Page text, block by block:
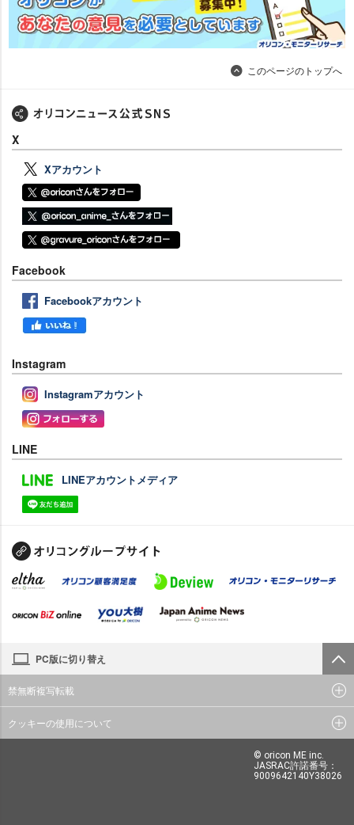
このページのトップへ
X
Xアカウント
Facebook
Facebookアカウント
Instagram
Instagramアカウント
LINE
LINEアカウントメディア
PC版に切り替え
禁無断複写転載
クッキーの使用について
© oricon ME inc.
JASRAC許諾番号：
9009642140Y38026